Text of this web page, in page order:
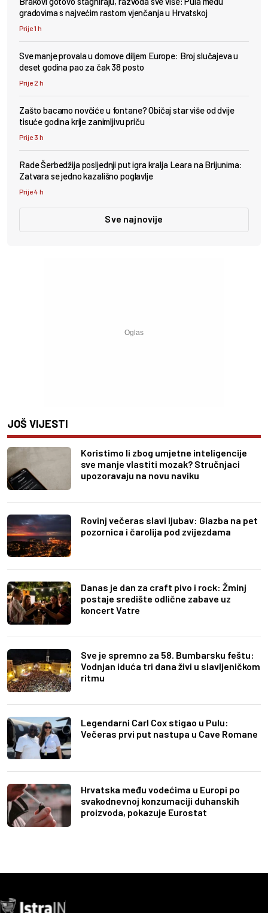
gradovima s najvećim rastom vjenčanja u Hrvatskoj
Prije 1 h
Sve manje provala u domove diljem Europe: Broj slučajeva u
deset godina pao za čak 38 posto
Prije 2 h
Zašto bacamo novčiće u fontane? Običaj star više od dvije
tisuće godina krije zanimljivu priču
Prije 3 h
Rade Šerbedžija posljednji put igra kralja Leara na Brijunima:
Zatvara se jedno kazališno poglavlje
Prije 4 h
Sve najnovije
JOŠ VIJESTI
Koristimo li zbog umjetne inteligencije
sve manje vlastiti mozak? Stručnjaci
upozoravaju na novu naviku
Rovinj večeras slavi ljubav: Glazba na pet
pozornica i čarolija pod zvijezdama
Danas je dan za craft pivo i rock: Žminj
postaje središte odlične zabave uz
koncert Vatre
Sve je spremno za 58. Bumbarsku feštu:
Vodnjan iduća tri dana živi u slavljeničkom
ritmu
Legendarni Carl Cox stigao u Pulu:
Večeras prvi put nastupa u Cave Romane
Hrvatska među vodećima u Europi po
svakodnevnoj konzumaciji duhanskih
proizvoda, pokazuje Eurostat